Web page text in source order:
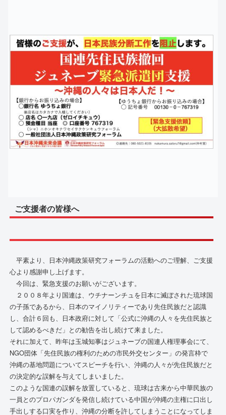
ご支援者の皆様へ
平素より、日本沖縄政策研究フォーラムの活動へのご理解、ご支援
心より感謝申し上げます。
今回は、緊急支援のお願いがございます。
２００８年より国連は、ウチナーンチュを日本に滅ぼされた琉球国
の子孫であるから、日本のマイノリティーであり先住民族だと認識
し、合計６回も、日本政府に対して「公式に沖縄の人々を先住民族と
して認めるべきだ」との勧告を出し続けて来ました。
それに加えて、昨年は玉城知事はジュネーブの国連人権理事会にて、
NGO団体「先住民族の権利のための市民外交センター」の発言枠で
沖縄の基地問題についてスピーチを行い、沖縄の人々が先住民族だと
の決定的な誤解を与えてしまいました。
このような国連の誤解を放置していると、琉球は古来から中華民族の
一員とのプロパガンダを発信し続けている中国が沖縄の主権に口出し
手出しする口実を作り、沖縄の分断を許してしまうことになってしま